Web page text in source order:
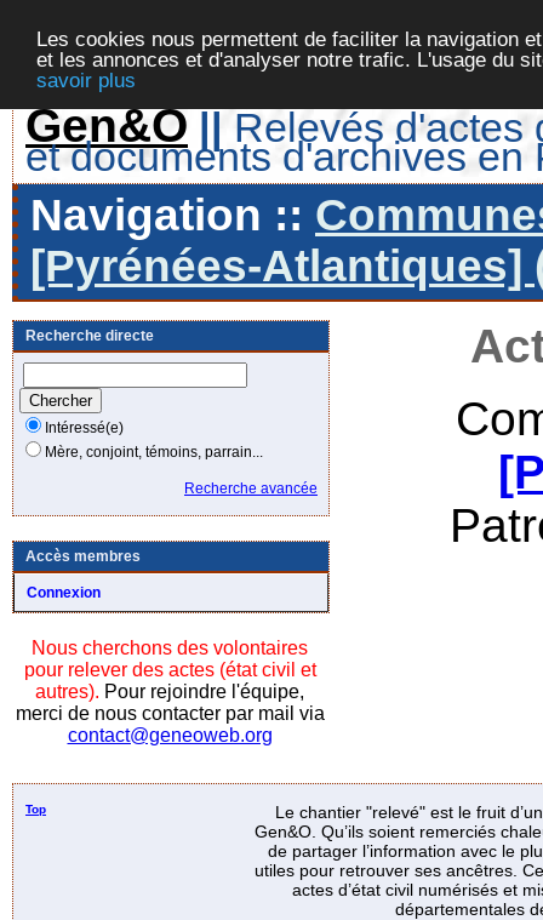
Les cookies nous permettent de faciliter la navigation
et les annonces et d'analyser notre trafic. L'usage du
savoir plus
Gen&O || Relevés d'actes
et documents d'archives en
Navigation ::
[Pyrénées-Atlantiques]
Recherche directe
Intéressé(e)
Mère, conjoint, témoins, parrain...
Recherche avancée
Accès membres
Connexion
Nous cherchons des volontaires
pour relever des actes (état civil et
autres). Pour rejoindre l'équipe,
merci de nous contacter par mail via
contact@geneoweb.org
Top
Le chantier "relevé" est le fruit
Gen&O. Qu’ils soient remerciés
de partager l’information avec le
utiles pour retrouver ses ancêtres.
actes d’état civil numérisés et
départementales